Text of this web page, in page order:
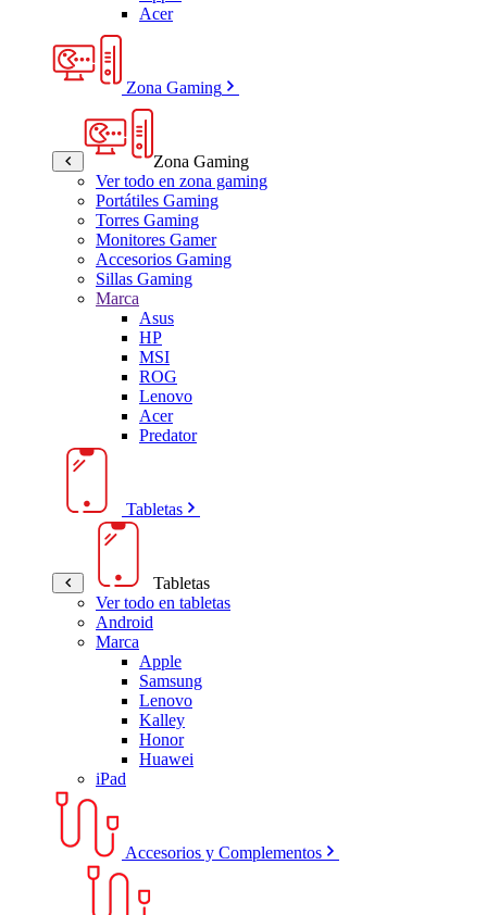
Acer
Zona Gaming
Zona Gaming
Ver todo en zona gaming
Portátiles Gaming
Torres Gaming
Monitores Gamer
Accesorios Gaming
Sillas Gaming
Marca
Asus
HP
MSI
ROG
Lenovo
Acer
Predator
Tabletas
Tabletas
Ver todo en tabletas
Android
Marca
Apple
Samsung
Lenovo
Kalley
Honor
Huawei
iPad
Accesorios y Complementos